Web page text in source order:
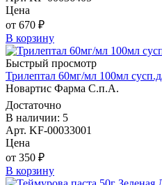
Цена
от 670 ₽
В корзину
Быстрый просмотр
Трилептал 60мг/мл 100мл
Новартис Фарма С.п.А.
Достаточно
В наличии: 5
Арт. KF-00033001
Цена
от 350 ₽
В корзину